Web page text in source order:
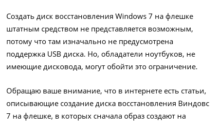
Создать диск восстановления Windows 7 на флешке
штатным средством не представляется возможным,
потому что там изначально не предусмотрена
поддержка USB диска. Но, обладатели ноутбуков, не
имеющие дисковода, могут обойти это ограничение.
Обращаю ваше внимание, что в интернете есть статьи,
описывающие создание диска восстановления Виндовс
7 на флешке, в которых сначала образ создают на